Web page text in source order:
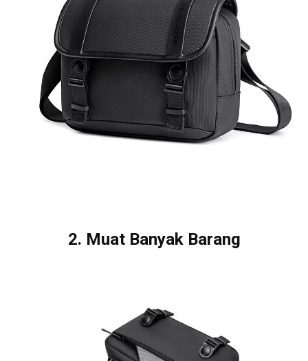
2. Muat Banyak Barang